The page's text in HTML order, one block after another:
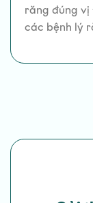
răng đúng
các bệnh lý